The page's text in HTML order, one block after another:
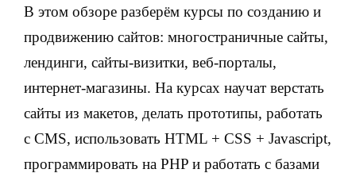
В этом обзоре разберём курсы по созданию и
продвижению сайтов: многостраничные сайты,
лендинги, сайты-визитки, веб-порталы,
интернет-магазины. На курсах научат верстать
сайты из макетов, делать прототипы, работать
с CMS, использовать HTML + CSS + Javascript,
программировать на PHP и работать с базами